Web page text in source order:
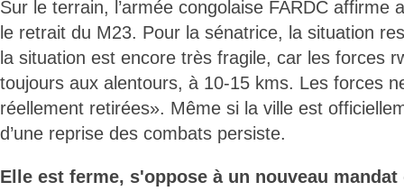
Sur le terrain, l’armée congolaise FARDC affirme
le retrait du M23. Pour la sénatrice, la situation
la situation est encore très fragile, car les forces
toujours aux alentours, à 10-15 kms. Les forces
réellement retirées». Même si la ville est
d’une reprise des combats persiste.
Elle est ferme, s'oppose à un nouveau mandat